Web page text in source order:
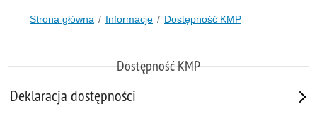
Strona główna Informacje Dostępność KMP
Dostępność KMP
Deklaracja dostępności